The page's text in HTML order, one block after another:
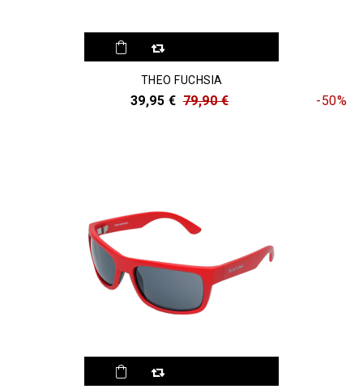
THEO FUCHSIA
39,95 € -50%
79,90 €